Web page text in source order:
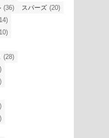
(36) スパーズ (20)
(28)